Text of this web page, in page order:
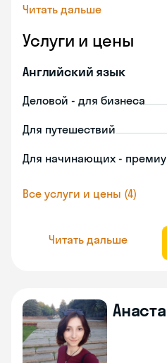
Читать дальше
Услуги и цены
Английский язык
Деловой - для бизнеса
Для путешествий
Для начинающих -
Все услуги и цены (4)
Читать дальше